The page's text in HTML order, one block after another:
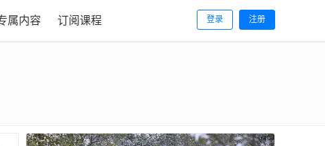
登录 注册
属内容 订阅课程